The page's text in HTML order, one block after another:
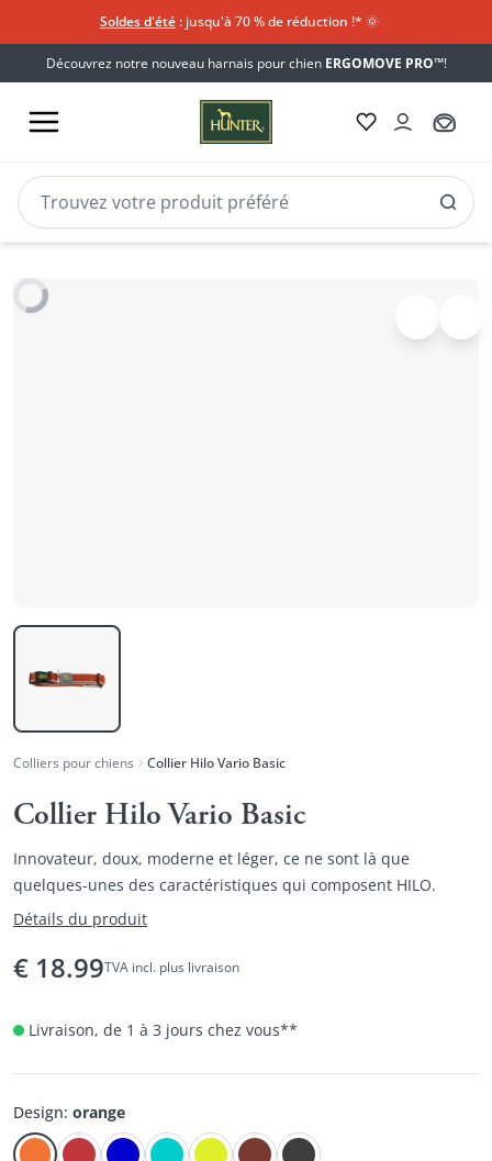
Soldes d'été : jusqu'à 70 % de réduction !*​ 🌞
Découvrez notre nouveau harnais pour chien ERGOMOVE PRO™!
Colliers pour chiens Collier Hilo Vario Basic
Collier Hilo Vario Basic
Innovateur, doux, moderne et léger, ce ne sont là que
quelques-unes des caractéristiques qui composent HILO.
Détails du produit
€ 18.99TVA incl. plus livraison
Livraison, de 1 à 3 jours chez vous**
Design: orange